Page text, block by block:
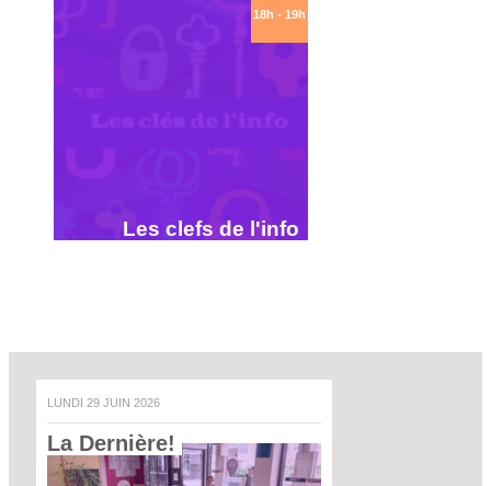
18h - 19h
Les clefs de l'info
LUNDI 29 JUIN 2026
La Dernière!